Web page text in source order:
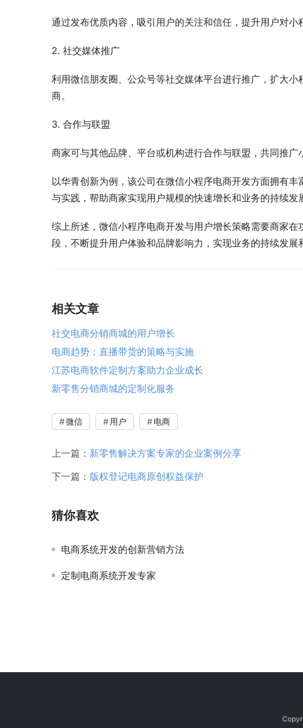
通过发布优质内容，吸引用户的关注和信任，提升用户对
2. 社交媒体推广
利用微信朋友圈、公众号等社交媒体平台进行推广，扩大
商。
3. 合作与联盟
商家可与其他品牌、平台或机构进行合作与联盟，共同推广
以华青创新为例，该公司在微信小程序电商开发方面拥有
与实践，帮助商家实现用户规模的快速增长和业务的持续发
综上所述，微信小程序电商开发与用户增长策略需要商家
段，不断提升用户体验和品牌影响力，实现业务的持续发展
相关文章
社交电商分销商城的用户增长
电商趋势：直播带货的策略与实施
江苏电商软件定制方案助力企业成长
新零售分销商城的定制化服务
微信 用户 电商
上一篇： 新零售解决方案专家的企业案例分享
下一篇： 版权登记电商原创权益保护
猜你喜欢
电商系统开发的创新营销方法
定制电商系统开发专家